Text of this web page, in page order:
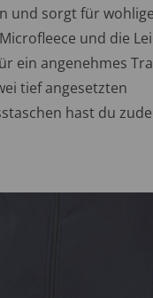
und sorgt für
und die
ein angenehmes
tief angesetzten
hast du